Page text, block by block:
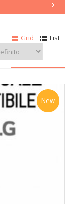
Grid List
New